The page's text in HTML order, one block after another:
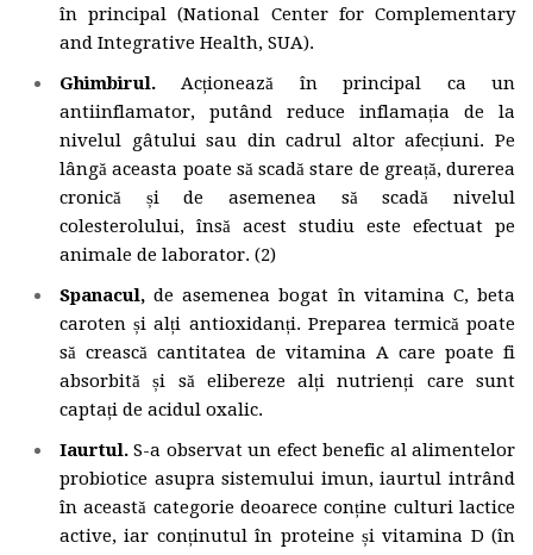
în principal (National Center for Complementary
and Integrative Health, SUA).
Ghimbirul. Acționează în principal ca un
antiinflamator, putând reduce inflamația de la
nivelul gâtului sau din cadrul altor afecțiuni. Pe
lângă aceasta poate să scadă stare de greață, durerea
cronică și de asemenea să scadă nivelul
colesterolului, însă acest studiu este efectuat pe
animale de laborator. (2)
Spanacul, de asemenea bogat în vitamina C, beta
caroten și alți antioxidanți. Preparea termică poate
să crească cantitatea de vitamina A care poate fi
absorbită și să elibereze alți nutrienți care sunt
captați de acidul oxalic.
Iaurtul. S-a observat un efect benefic al alimentelor
probiotice asupra sistemului imun, iaurtul intrând
în această categorie deoarece conține culturi lactice
active, iar conținutul în proteine și vitamina D (în